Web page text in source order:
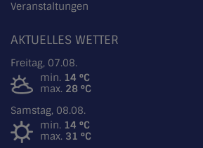
Veranstaltungen
AKTUELLES WETTER
Freitag, 07.08.
min. 14 °C
max. 28 °C
Samstag, 08.08.
min. 14 °C
max. 31 °C